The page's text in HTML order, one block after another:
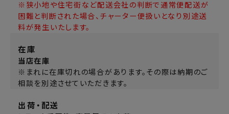
※狭小地や住宅街など配送会社の判断で通常便配送が
困難と判断された場合、チャーター便扱いとなり別途送
料が発生いたします。
在庫
当店在庫
※まれに在庫切れの場合があります。その際は納期のご
相談を別途させていただきます。
出荷・配送